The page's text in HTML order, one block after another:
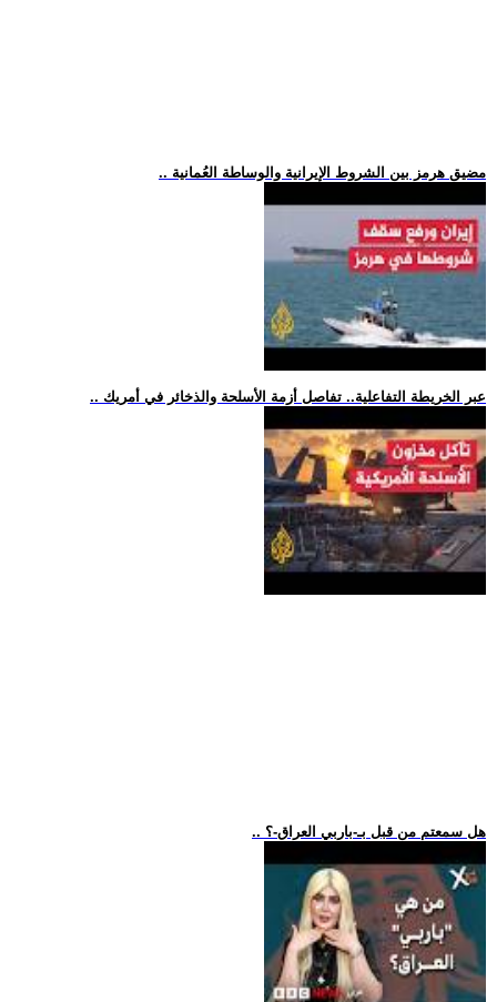
.. مضيق هرمز بين الشروط الإيرانية والوساطة العُمانية
.. عبر الخريطة التفاعلية.. تفاصل أزمة الأسلحة والذخائر في أمريك
.. هل سمعتم من قبل بـ-باربي العراق-؟